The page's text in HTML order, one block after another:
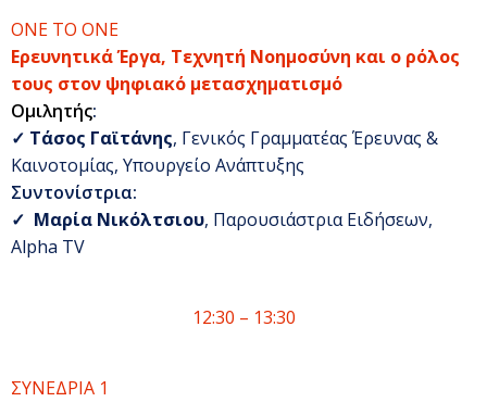
ΟΝΕ ΤΟ ΟΝΕ
Ερευνητικά Έργα, Τεχνητή Νοημοσύνη και ο ρόλος
τους στον ψηφιακό μετασχηματισμό
Ομιλητής:
✓ Τάσος Γαϊτάνης, Γενικός Γραμματέας Έρευνας &
Καινοτομίας, Υπουργείο Ανάπτυξης
Συντονίστρια:
✓ Μαρία Νικόλτσιου, Παρουσιάστρια Ειδήσεων,
Alpha TV
12:30 – 13:30
ΣΥΝΕΔΡΙΑ 1